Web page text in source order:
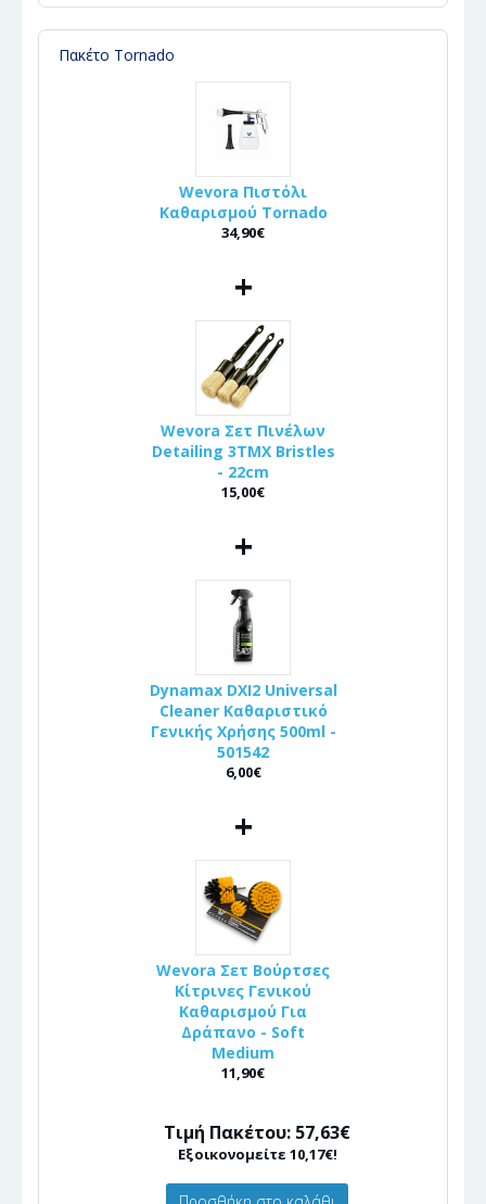
Πακέτο Tornado
Wevora Πιστόλι
Καθαρισμού Tornado
34,90€
+
Wevora Σετ Πινέλων
Detailing 3ΤΜΧ Bristles
- 22cm
15,00€
+
Dynamax DXI2 Universal
Cleaner Καθαριστικό
Γενικής Χρήσης 500ml -
501542
6,00€
+
Wevora Σετ Βούρτσες
Κίτρινες Γενικού
Καθαρισμού Για
Δράπανο - Soft
Medium
11,90€
Τιμή Πακέτου: 57,63€
Εξοικονομείτε 10,17€!